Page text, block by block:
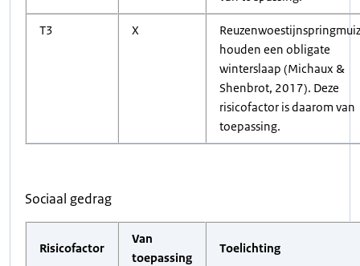
T3 X
houden een obligate
winterslaap (Michaux &
Shenbrot, 2017). Deze
risicofactor is daarom van
toepassing.
Sociaal gedrag
Risicofactor
Van
toepassing
Toelichting